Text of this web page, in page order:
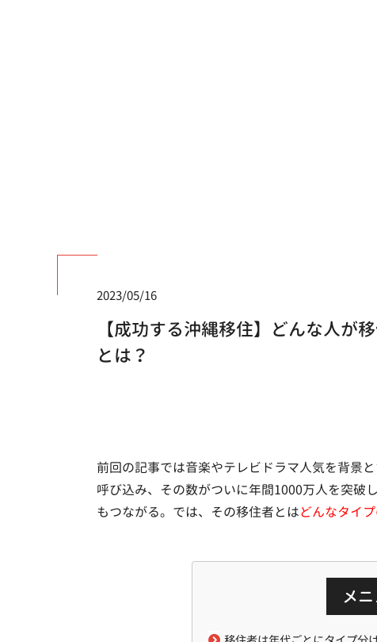
2023/05/16
【成功する沖縄移住】どんな人が
とは？
前回の記事では音楽やテレビドラマ人気を背景
呼び込み、その数がついに年間1000万人を突破
もつながる。では、その移住者とはどんなタイ
メ